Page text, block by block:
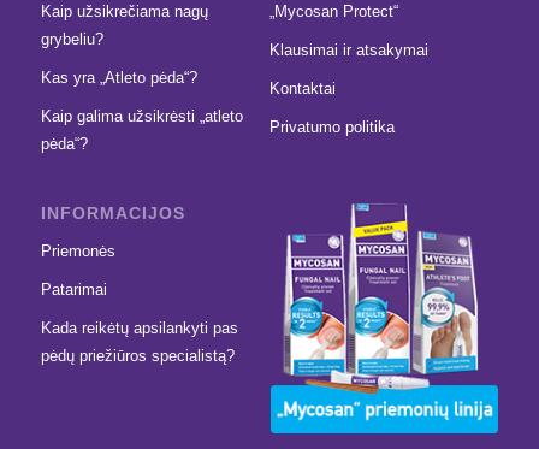
Kaip užsikrečiama nagų
grybeliu?
Kas yra „Atleto pėda“?
Kaip galima užsikrėsti „atleto
pėda“?
„Mycosan Protect“
Klausimai ir atsakymai
Kontaktai
Privatumo politika
INFORMACIJOS
Priemonės
Patarimai
Kada reikėtų apsilankyti pas
pėdų priežiūros specialistą?